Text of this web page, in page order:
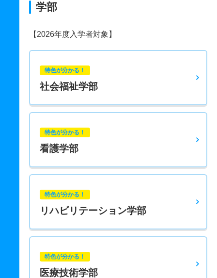
学部
【2026年度入学者対象】
特色が分かる！
社会福祉学部
特色が分かる！
看護学部
特色が分かる！
リハビリテーション学部
特色が分かる！
医療技術学部